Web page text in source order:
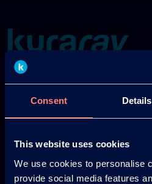
Consent Details
This website uses cookies
We use cookies to personalise
provide social media features
Europe
Japan